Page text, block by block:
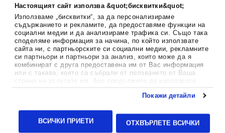
Настоящият сайт използва &quot;бисквитки&quot;
Използваме „бисквитки“, за да персонализираме
съдържанието и рекламите, да предоставяме функции на
социални медии и да анализираме трафика си. Също така
споделяме информация за начина, по който използвате
сайта ни, с партньорските си социални медии, рекламните
си партньори и партньори за анализ, които може да я
комбинират с друга предоставена им от Вас информация
или с такава, която са събрали от ползването от Ваша
страна на услугите им. Ако продължите да използвате
тук.
Покажи детайли
ВСИЧКИ ПРИЕТИ ОТХВЪРЛЕТЕ ВСИЧКИ
заместват балансираната диета и не са предназначени за
профилактика, лечение или лечение на човешки заболявания.
Консултирайте се с Вашия лекар, ако сте бременна, кърмите,
приемате лекарства или имате някакви здравословни проблеми,
преди да използвате някаква хранителна добавка. Непрекъснато се
стремим да ви предоставяме точна и валидна информация. Ако
имате някакви въпроси или коментари относно тях, моля свържете
се с нас.
Aptekapromahon.com eBusinessTeam • Website by
24lc.gr